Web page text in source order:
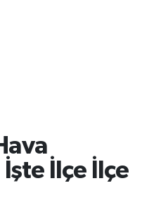
İlçe İlçe